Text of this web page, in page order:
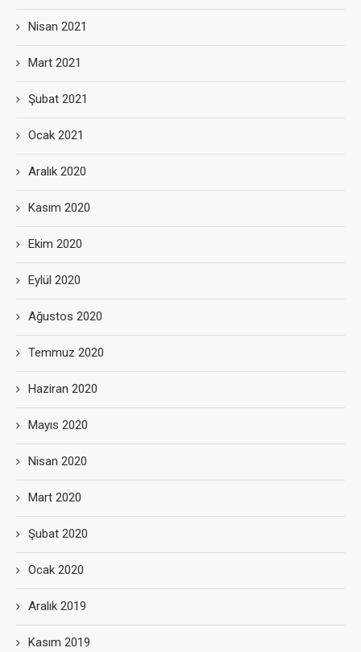
Nisan 2021
Mart 2021
Şubat 2021
Ocak 2021
Aralık 2020
Kasım 2020
Ekim 2020
Eylül 2020
Ağustos 2020
Temmuz 2020
Haziran 2020
Mayıs 2020
Nisan 2020
Mart 2020
Şubat 2020
Ocak 2020
Aralık 2019
Kasım 2019